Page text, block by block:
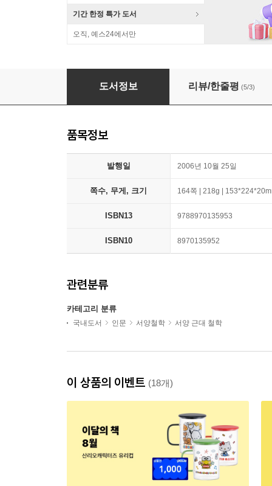
기간 한정 특가 도서
오직, 예스24에서만
도서정보 리뷰/한줄평 (5/3)
품목정보
발행일 2006년 10월 25일
쪽수, 무게, 크기 164쪽 | 218g |
ISBN13 9788970135953
ISBN10 8970135952
관련분류
카테고리 분류
국내도서 인문 서양철학 서양 근대 철학
이 상품의 이벤트 (18개)